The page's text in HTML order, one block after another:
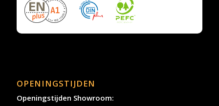
OPENINGSTIJDEN
Openingstijden Showroom: